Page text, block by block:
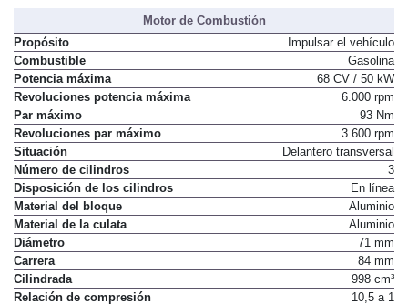
Motor de Combustión
Propósito
Impulsar el vehículo
Combustible
Gasolina
Potencia máxima
68 CV / 50 kW
Revoluciones potencia máxima
6.000 rpm
Par máximo
93 Nm
Revoluciones par máximo
3.600 rpm
Situación
Delantero transversal
Número de cilindros
3
Disposición de los cilindros
En línea
Material del bloque
Aluminio
Material de la culata
Aluminio
Diámetro
71 mm
Carrera
84 mm
Cilindrada
998 cm³